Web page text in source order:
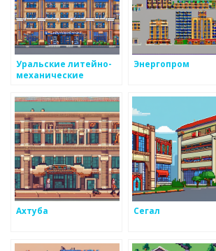
Уральские литейно-
механические
Энергопром
Ахтуба Сегал